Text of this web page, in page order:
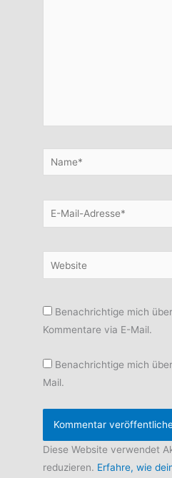
Name*
E-
Mail-
Website
Benachrichtige mich
Kommentare via E-Mail.
Benachrichtige mich
Mail.
Diese Website verwendet
reduzieren. Erfahre, wie